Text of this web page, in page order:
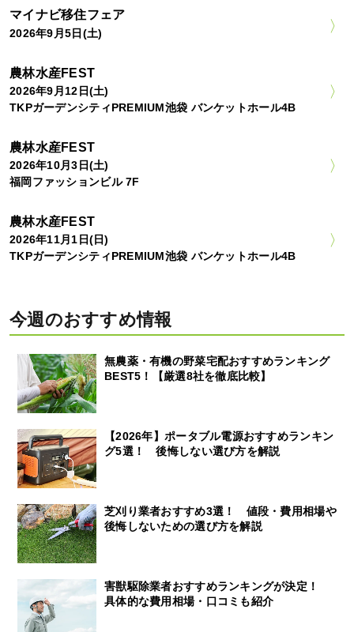
マイナビ移住フェア
2026年9月5日(土)
農林水産FEST
2026年9月12日(土)
TKPガーデンシティPREMIUM池袋 バンケットホール4B
農林水産FEST
2026年10月3日(土)
福岡ファッションビル 7F
農林水産FEST
2026年11月1日(日)
TKPガーデンシティPREMIUM池袋 バンケットホール4B
今週のおすすめ情報
無農薬・有機の野菜宅配おすすめランキング
BEST5！【厳選8社を徹底比較】
【2026年】ポータブル電源おすすめランキン
グ5選！ 後悔しない選び方を解説
芝刈り業者おすすめ3選！ 値段・費用相場や
後悔しないための選び方を解説
害獣駆除業者おすすめランキングが決定！
具体的な費用相場・口コミも紹介